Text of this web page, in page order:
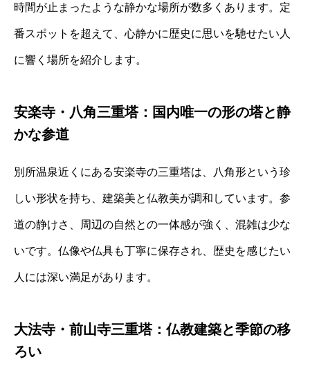
時間が止まったような静かな場所が数多くあります。定
番スポットを超えて、心静かに歴史に思いを馳せたい人
に響く場所を紹介します。
安楽寺・八角三重塔：国内唯一の形の塔と静
かな参道
別所温泉近くにある安楽寺の三重塔は、八角形という珍
しい形状を持ち、建築美と仏教美が調和しています。参
道の静けさ、周辺の自然との一体感が強く、混雑は少な
いです。仏像や仏具も丁寧に保存され、歴史を感じたい
人には深い満足があります。
大法寺・前山寺三重塔：仏教建築と季節の移
ろい